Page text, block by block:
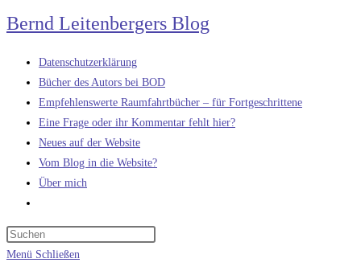
Zum
Inhalt
springen
Bernd Leitenbergers Blog
Datenschutzerklärung
Bücher des Autors bei BOD
Empfehlenswerte Raumfahrtbücher – für Fortgeschrittene
Eine Frage oder ihr Kommentar fehlt hier?
Neues auf der Website
Vom Blog in die Website?
Über mich
umschalten
Menü Schließen